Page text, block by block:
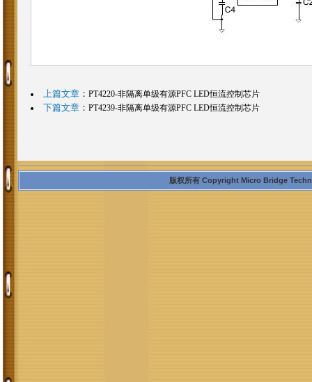
上篇文章： PT4220-非隔离单级有源PFC LED恒流控制芯片
下篇文章： PT4239-非隔离单级有源PFC LED恒流控制芯片
版权所有 Copyright Micro Bridge